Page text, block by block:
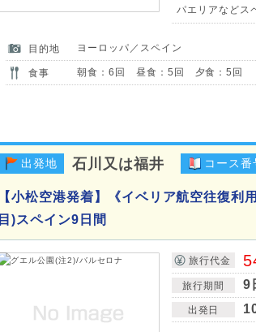
パエリアなどス
目的地 ヨーロッパ／スペイン
食事 朝食：6回 昼食：5回 夕食：5回
出発地 石川又は福井 コース番
【小松空港発着】《イベリア航空往復
目)スペイン9日間
旅行代金
旅行期間 9
出発日